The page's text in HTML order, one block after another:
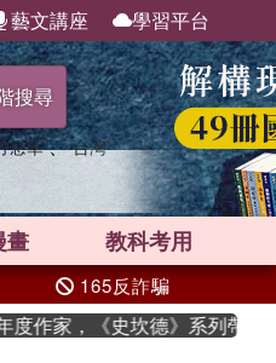
藝文講座 學習平台
搜尋
念華 、 台灣
畫 教科考用
165反詐騙
家，《史坎德》系列帶你踏